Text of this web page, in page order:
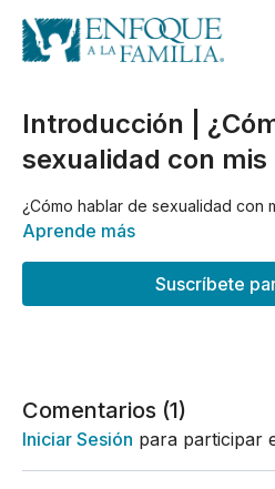
Introducción |
sexualidad con mis
¿Cómo hablar de sexualidad con
Aprende más
Suscríbete
Comentarios (1)
Iniciar Sesión para participar